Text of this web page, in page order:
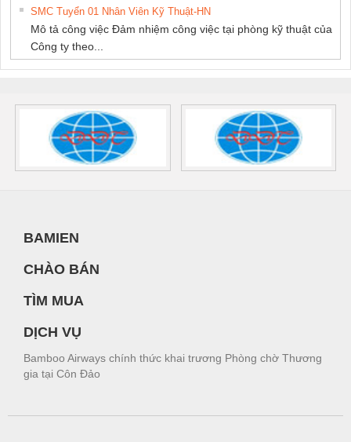
SMC Tuyển 01 Nhân Viên Kỹ Thuật-HN
Mô tả công việc Đảm nhiệm công việc tại phòng kỹ thuật của
Công ty theo...
BAMIEN
CHÀO BÁN
TÌM MUA
DỊCH VỤ
Bamboo Airways chính thức khai trương Phòng chờ Thương
gia tại Côn Đảo